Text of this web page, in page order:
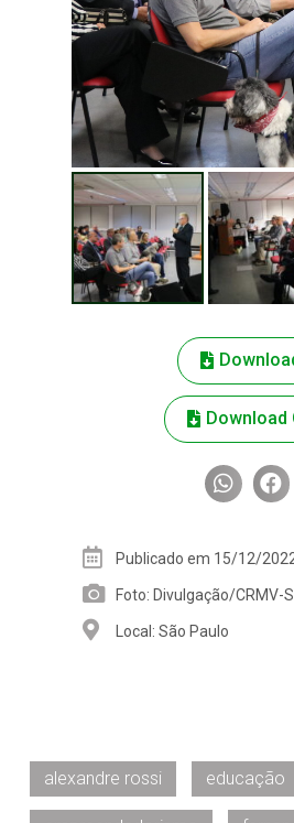
Download
Publicado em 15/12/
Foto: Divulgação/CRMV-
Local: São Paulo
alexandre rossi educação